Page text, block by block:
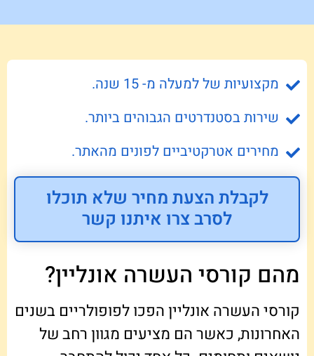
מקצועיות של למעלה מ- 15 שנה.
שירות בסטנדרטים הגבוהים ביותר.
מחירים אטרקטיביים לפונים מהאתר.
לקבלת הצעת מחיר שלא תוכלו
לסרב צרו איתנו קשר
מהם קורסי העשרה אונליין?
קורסי העשרה אונליין הפכו לפופולריים בשנים
האחרונות, כאשר הם מציעים מגוון רחב של